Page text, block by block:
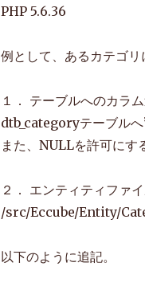
PHP 5.6.36
例として、あるカテゴ
１． テーブルへのカラ
dtb_categoryテーブル
また、NULLを許可にす
２． エンティティファ
/src/Eccube/Entity/
以下のように追記。